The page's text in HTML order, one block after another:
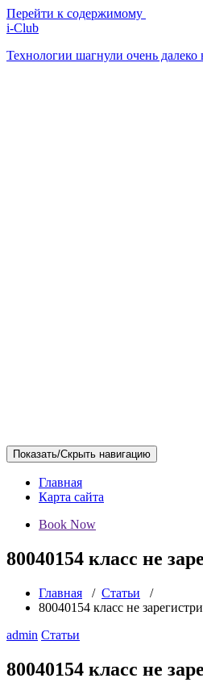
Перейти к содержимому
i-Club
Технологии шагнули очень далеко
Показать/Скрыть навигацию
Главная
Карта сайта
Book Now
80040154 класс не
Главная / Статьи /
80040154 класс не
admin Статьи
80040154 класс не